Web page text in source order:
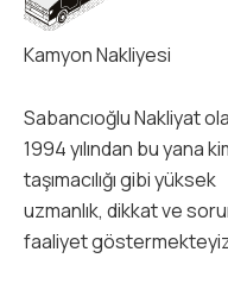
Kamyon Nakliyesi
Sabancıoğlu Nakliyat
1994 yılından bu yana
taşımacılığı gibi yüksek
uzmanlık, dikkat ve
faaliyet